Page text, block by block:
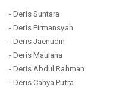
- Deris Suntara
- Deris Firmansyah
- Deris Jaenudin
- Deris Maulana
- Deris Abdul Rahman
- Deris Cahya Putra